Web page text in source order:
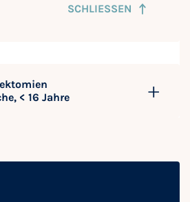
SCHLIESSEN
< 16 Jahre